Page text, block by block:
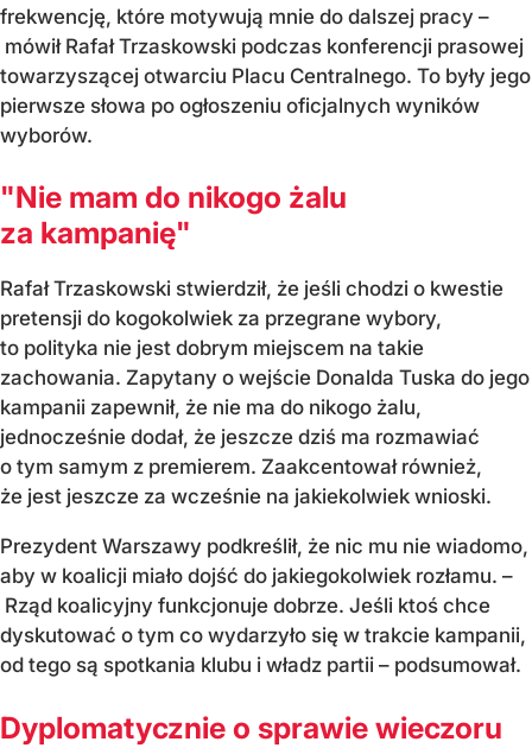
frekwencję, które motywują mnie do dalszej pracy –
mówił Rafał Trzaskowski podczas konferencji prasowej
towarzyszącej otwarciu Placu Centralnego. To były jego
pierwsze słowa po ogłoszeniu oficjalnych wyników
wyborów.
"Nie mam do nikogo żalu
za kampanię"
Rafał Trzaskowski stwierdził, że jeśli chodzi o kwestie
pretensji do kogokolwiek za przegrane wybory,
to polityka nie jest dobrym miejscem na takie
zachowania. Zapytany o wejście Donalda Tuska do jego
kampanii zapewnił, że nie ma do nikogo żalu,
jednocześnie dodał, że jeszcze dziś ma rozmawiać
o tym samym z premierem. Zaakcentował również,
że jest jeszcze za wcześnie na jakiekolwiek wnioski.
Prezydent Warszawy podkreślił, że nic mu nie wiadomo,
aby w koalicji miało dojść do jakiegokolwiek rozłamu. –
Rząd koalicyjny funkcjonuje dobrze. Jeśli ktoś chce
dyskutować o tym co wydarzyło się w trakcie kampanii,
od tego są spotkania klubu i władz partii – podsumował.
Dyplomatycznie o sprawie wieczoru